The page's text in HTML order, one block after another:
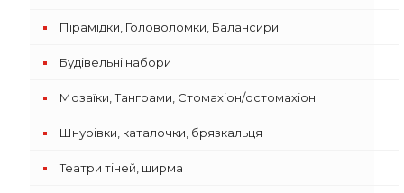
Пірамідки, Головоломки, Балансири
Будівельні набори
Мозаїки, Танграми, Стомахіон/остомахіон
Шнурівки, каталочки, брязкальця
Театри тіней, ширма